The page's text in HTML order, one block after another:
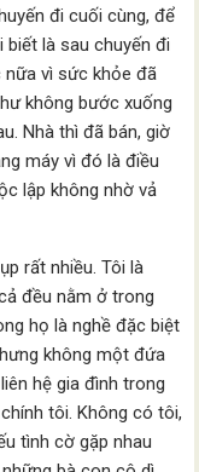
đi cuối cùng, để
biết là sau chuyến đi
vì sức khỏe đã
không bước xuống
Nhà thì đã bán, giờ
máy vì đó là điều
lập không nhờ vả
rất nhiều. Tôi là
đều nằm ở trong
họ là nghề đặc biệt
không một đứa
hệ gia đình trong
tôi. Không có tôi,
tình cờ gặp nhau